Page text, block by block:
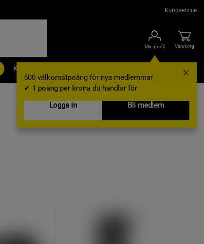
Kundservice
Min profil
500 välkomstpoäng för nya medlemmar
✔ 1 poäng per krona du handlar för
Logga in
Bli medlem
Varukorg
Kampanjer